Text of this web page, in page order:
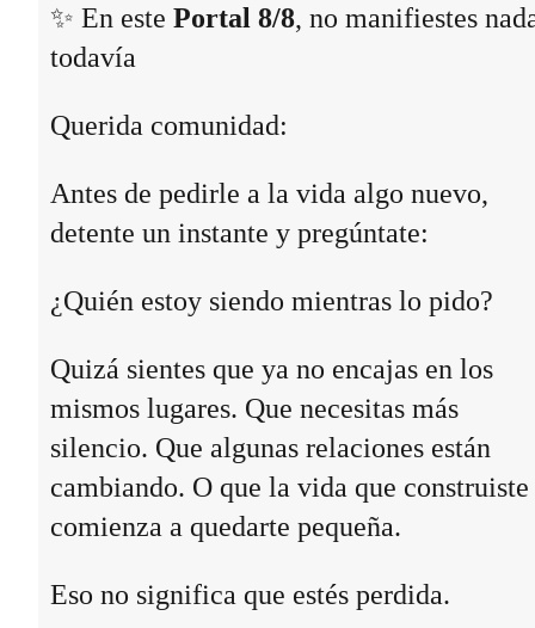
✨ En este Portal 8/8, no manifiestes
todavía
Querida comunidad:
Antes de pedirle a la vida algo nuevo,
detente un instante y pregúntate:
¿Quién estoy siendo mientras lo pido?
Quizá sientes que ya no encajas en los
mismos lugares. Que necesitas más
silencio. Que algunas relaciones están
cambiando. O que la vida que construiste
comienza a quedarte pequeña.
Eso no significa que estés perdida.